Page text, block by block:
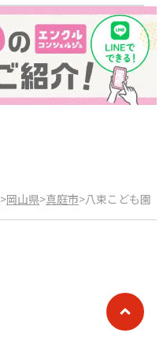
>岡山県>真庭市>八束こども園